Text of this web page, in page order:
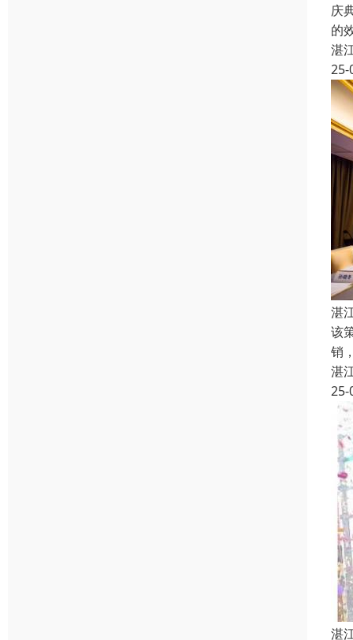
庆
的
湛
25-
湛
该
销
湛
25-
湛